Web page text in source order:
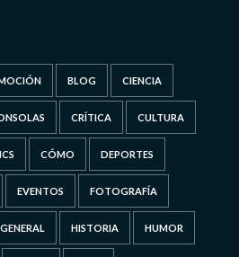
BLOG CIENCIA
CRÍTICA CULTURA
CÓMO DEPORTES
EVENTOS FOTOGRAFÍA
GENERAL HISTORIA HUMOR